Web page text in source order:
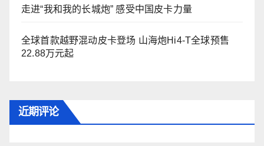
走进“我和我的长城炮” 感受中国皮卡力量
全球首款越野混动皮卡登场 山海炮Hi4-T全球预售
22.88万元起
近期评论